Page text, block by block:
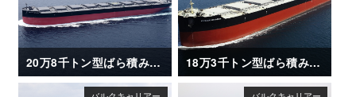
20万8千トン型ばら積み運搬船「METIS HORIZON」竣工 18万3千トン型ばら積み運搬船「OCEAN DRAGON」